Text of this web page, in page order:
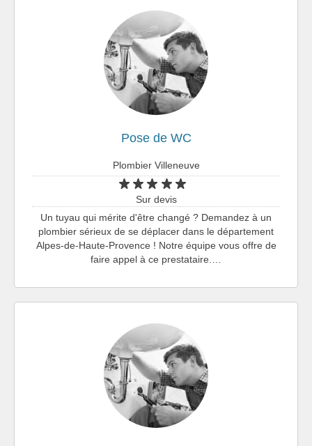
Pose de WC
Plombier Villeneuve
Sur devis
Un tuyau qui mérite d'être changé ? Demandez à un
plombier sérieux de se déplacer dans le département
Alpes-de-Haute-Provence ! Notre équipe vous offre de
faire appel à ce prestataire.…